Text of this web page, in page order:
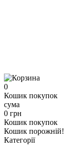
0
Кошик покупок
сума
0 грн
Кошик покупок
Кошик порожній!
Категорії